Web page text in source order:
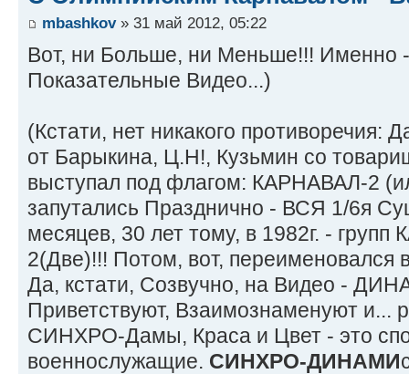
mbashkov» 31 май 2012, 05:22
Вот, ни Больше, ни Меньше!!! Именно
Показательные Видео...)
(Кстати, нет никакого противоречия:
от Барыкина, Ц.Н!, Кузьмин со
выступал под флагом: КАРНАВАЛ-2
запутались Празднично - ВСЯ 1/6я
месяцев, 30 лет тому, в 1982г. -
2(Две)!!! Потом, вот,
Да, кстати, Созвучно, на Видео -
Приветствуют, Взаимознаменуют и...
СИНХРО-Дамы, Краса и Цвет - это
военнослужащие. СИНХРО-ДИНАМИ